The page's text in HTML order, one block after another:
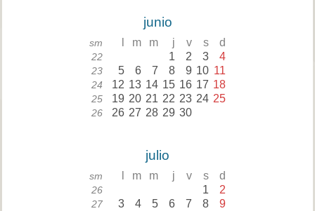
junio
sm m m j v s d
22 1 2 3 4
23 5 6 7 8 9 10 11
24 12 13 14 15 16 17 18
25 19 20 21 22 23 24 25
26 26 27 28 29 30
julio
sm m m j v s d
26 1 2
27 3 4 5 6 7 8 9